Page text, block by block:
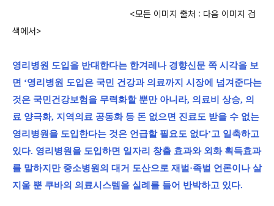
<모든 이미지 출처 : 다음 이미지 검
색에서>
영리병원 도입을 반대한다는 한겨레나 경향신문 쪽 시각을 보
면 ‘영리병원 도입은 국민 건강과 의료까지 시장에 넘겨준다는
것은 국민건강보험을 무력화할 뿐만 아니라, 의료비 상승, 의
료 양극화, 지역의료 공동화 등 돈 없으면 진료도 받을 수 없는
영리병원을 도입한다는 것은 언급할 필요도 없다’고 일축하고
있다. 영리병원을 도입하면 일자리 창출 효과와 외화 획득효과
를 말하지만 중소병원의 대거 도산으로 재벌·족벌 언론이나 살
지울 뿐 쿠바의 의료시스템을 실례를 들어 반박하고 있다.